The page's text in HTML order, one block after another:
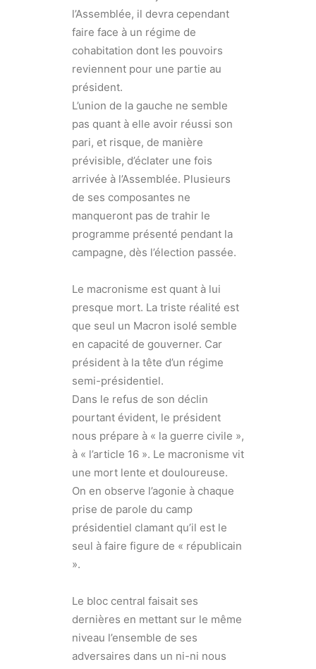
l’Assemblée, il devra cependant
faire face à un régime de
cohabitation dont les pouvoirs
reviennent pour une partie au
président.
L’union de la gauche ne semble
pas quant à elle avoir réussi son
pari, et risque, de manière
prévisible, d’éclater une fois
arrivée à l’Assemblée. Plusieurs
de ses composantes ne
manqueront pas de trahir le
programme présenté pendant la
campagne, dès l’élection passée.
Le macronisme est quant à lui
presque mort. La triste réalité est
que seul un Macron isolé semble
en capacité de gouverner. Car
président à la tête d’un régime
semi-présidentiel.
Dans le refus de son déclin
pourtant évident, le président
nous prépare à « la guerre civile »,
à « l’article 16 ». Le macronisme vit
une mort lente et douloureuse.
On en observe l’agonie à chaque
prise de parole du camp
présidentiel clamant qu’il est le
seul à faire figure de « républicain
».
Le bloc central faisait ses
dernières en mettant sur le même
niveau l’ensemble de ses
adversaires dans un ni-ni nous